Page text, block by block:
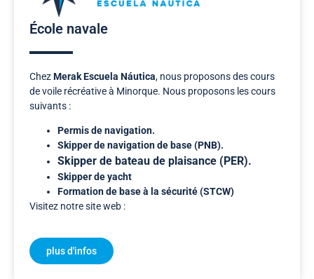
École navale
ChezMerak Escuela Náutica, nous proposons des cours
de voile récréative à Minorque. Nous proposons les cours
suivants :
Permis de navigation.
Skipper de navigation de base (PNB).
Skipper de bateau de plaisance (PER).
Skipper de yacht
Formation de base à la sécurité (STCW)
Visitez notre site web :
plus d'infos